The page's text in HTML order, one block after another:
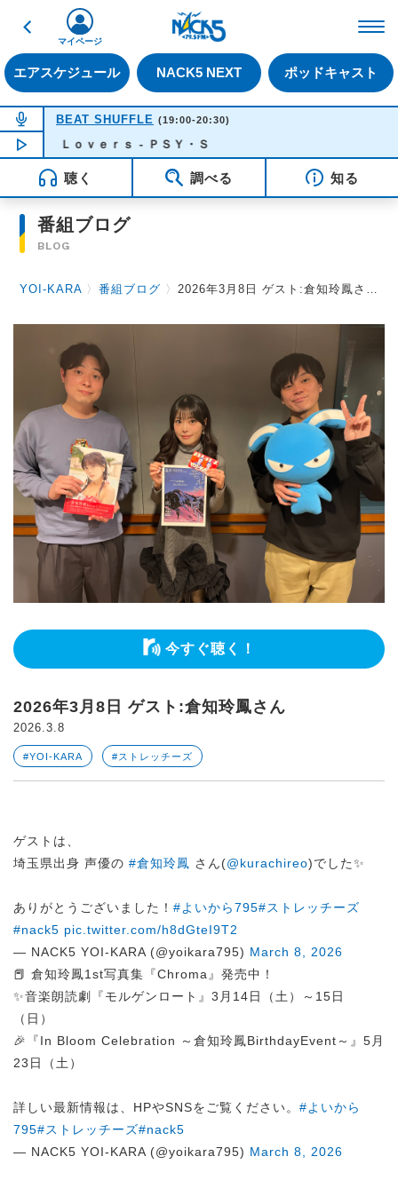
戻る
エアスケジュール NACK5 NEXT ポッドキャスト
マイページ
NOW ON AIR
BEAT SHUFFLE (19:00-20:30)
NOW PLAYING 18:55
ｒ Ｌｏｖｅｒｓ - ＰＳＹ・Ｓ
聴く 調べる 知る
番組ブログ
BLOG
YOI-KARA 〉番組ブログ 〉2026年3月8日 ゲスト:倉知玲鳳さん
今すぐ聴く！
2026年3月8日 ゲスト:倉知玲鳳さん
2026.3.8
#YOI-KARA #ストレッチーズ
ゲストは、
埼玉県出身 声優の #倉知玲鳳 さん(@kurachireo)でした✨
ありがとうございました！ #よいから795#ストレッチーズ
#nack5 pic.twitter.com/h8dGteI9T2
— NACK5 YOI-KARA (@yoikara795) March 8, 2026
📕 倉知玲鳳1st写真集『Chroma』発売中！
✨音楽朗読劇『モルゲンロート』3月14日（土）～15日
（日）
🎉『In Bloom Celebration ～倉知玲鳳BirthdayEvent～』5月
23日（土）
詳しい最新情報は、HPやSNSをご覧ください。 #よいから
795#ストレッチーズ#nack5
— NACK5 YOI-KARA (@yoikara795) March 8, 2026